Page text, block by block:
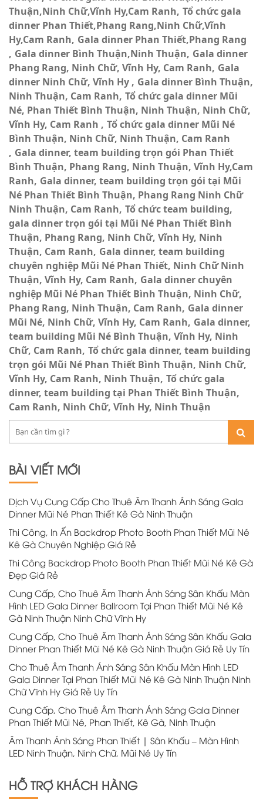
Thuận,Ninh Chữ,Vĩnh Hy,Cam Ranh Tổ chức gala
dinner Phan Thiết,Phang Rang,Ninh Chữ,Vĩnh
Hy,Cam Ranh Gala dinner Phan Thiết,Phang Rang
Gala dinner Bình Thuận,Ninh Thuận Gala dinner
Phang Rang, Ninh Chữ, Vĩnh Hy, Cam Ranh Gala
dinner Ninh Chữ, Vĩnh Hy
Gala dinner Bình Thuận,
Ninh Thuận, Cam Ranh Tổ chức gala dinner Mũi
Né, Phan Thiết Bình Thuận, Ninh Thuận, Ninh Chữ,
Vĩnh Hy, Cam Ranh
Tổ chức gala dinner Mũi Né
Bình Thuận, Ninh Chữ, Ninh Thuận, Cam Ranh
Gala dinner, team building trọn gói Phan Thiết
Bình Thuận, Phang Rang, Ninh Thuận, Vĩnh Hy,Cam
Ranh Gala dinner, team building trọn gói tại Mũi
Né Phan Thiết Bình Thuận, Phang Rang Ninh Chữ
Ninh Thuận, Cam Ranh Tổ chức team building,
gala dinner trọn gói tại Mũi Né Phan Thiết Bình
Thuận, Phang Rang, Ninh Chữ, Vĩnh Hy, Ninh
Thuận, Cam Ranh Gala dinner, team building
chuyên nghiệp Mũi Né Phan Thiết, Ninh Chữ Ninh
Thuận, Vĩnh Hy, Cam Ranh Gala dinner chuyên
nghiệp Mũi Né Phan Thiết Bình Thuận, Ninh Chữ,
Phang Rang, Ninh Thuận, Cam Ranh Gala dinner
Mũi Né, Ninh Chữ, Vĩnh Hy, Cam Ranh Gala dinner,
team building Mũi Né Bình Thuận, Vĩnh Hy, Ninh
Chữ, Cam Ranh Tổ chức gala dinner, team building
trọn gói Mũi Né Phan Thiết Bình Thuận, Ninh Chữ,
Vĩnh Hy, Cam Ranh, Ninh Thuận Tổ chức gala
dinner, team building tại Phan Thiết Bình Thuận,
Cam Ranh, Ninh Chữ, Vĩnh Hy, Ninh Thuận
BÀI VIẾT MỚI
Dịch Vụ Cung Cấp Cho Thuê Âm Thanh Ánh Sáng Gala
Dinner Mũi Né Phan Thiết Kê Gà Ninh Thuận
Thi Công, In Ấn Backdrop Photo Booth Phan Thiết Mũi Né
Kê Gà Chuyên Nghiệp Giá Rẻ
Thi Công Backdrop Photo Booth Phan Thiết Mũi Né Kê Gà
Đẹp Giá Rẻ
Cung Cấp, Cho Thuê Âm Thanh Ánh Sáng Sân Khấu Màn
Hình LED Gala Dinner Ballroom Tại Phan Thiết Mũi Né Kê
Gà Ninh Thuận Ninh Chữ Vĩnh Hy
Cung Cấp, Cho Thuê Âm Thanh Ánh Sáng Sân Khấu Gala
Dinner Phan Thiết Mũi Né Kê Gà Ninh Thuận Giá Rẻ Uy Tín
Cho Thuê Âm Thanh Ánh Sáng Sân Khấu Màn Hình LED
Gala Dinner Tại Phan Thiết Mũi Né Kê Gà Ninh Thuận Ninh
Chữ Vĩnh Hy Giá Rẻ Uy Tín
Cung Cấp, Cho Thuê Âm Thanh Ánh Sáng Gala Dinner
Phan Thiết Mũi Né, Phan Thiết, Kê Gà, Ninh Thuận
Âm Thanh Ánh Sáng Phan Thiết | Sân Khấu – Màn Hình
LED Ninh Thuận, Ninh Chữ, Mũi Né Uy Tín
HỖ TRỢ KHÁCH HÀNG